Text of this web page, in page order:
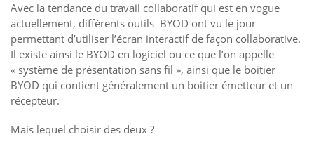
Avec la tendance du travail collaboratif qui est en vogue
actuellement, différents outils BYOD ont vu le jour
permettant d’utiliser l’écran interactif de façon collaborative.
Il existe ainsi le BYOD en logiciel ou ce que l’on appelle
« système de présentation sans fil », ainsi que le boitier
BYOD qui contient généralement un boitier émetteur et un
récepteur.
Mais lequel choisir des deux ?